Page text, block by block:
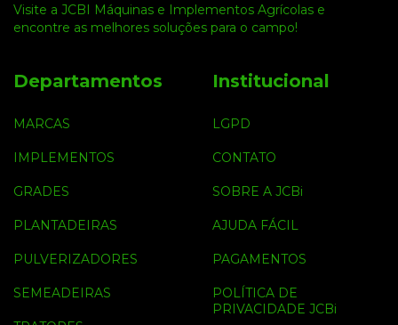
Visite a JCBI Máquinas e Implementos Agrícolas e
encontre as melhores soluções para o campo!
Departamentos
MARCAS
IMPLEMENTOS
GRADES
PLANTADEIRAS
PULVERIZADORES
SEMEADEIRAS
Institucional
LGPD
CONTATO
SOBRE A JCBi
AJUDA FÁCIL
PAGAMENTOS
POLÍTICA DE
PRIVACIDADE JCBi